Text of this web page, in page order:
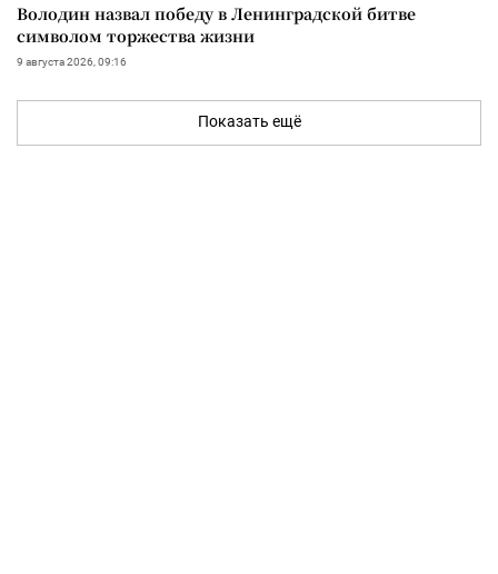
Володин назвал победу в Ленинградской битве
символом торжества жизни
9 августа 2026, 09:16
Показать ещё